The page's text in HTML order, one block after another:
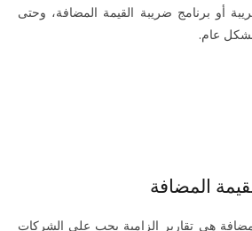
أو برنامج ضريبة القيمة المضافة، وحتى
عام.
المضافة
هي تقارير إلزامية يجب على الشركات